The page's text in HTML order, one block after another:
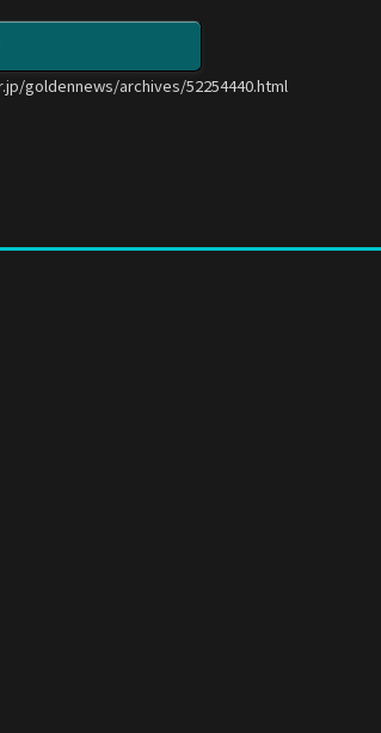
goldennews/archives/52254440.html